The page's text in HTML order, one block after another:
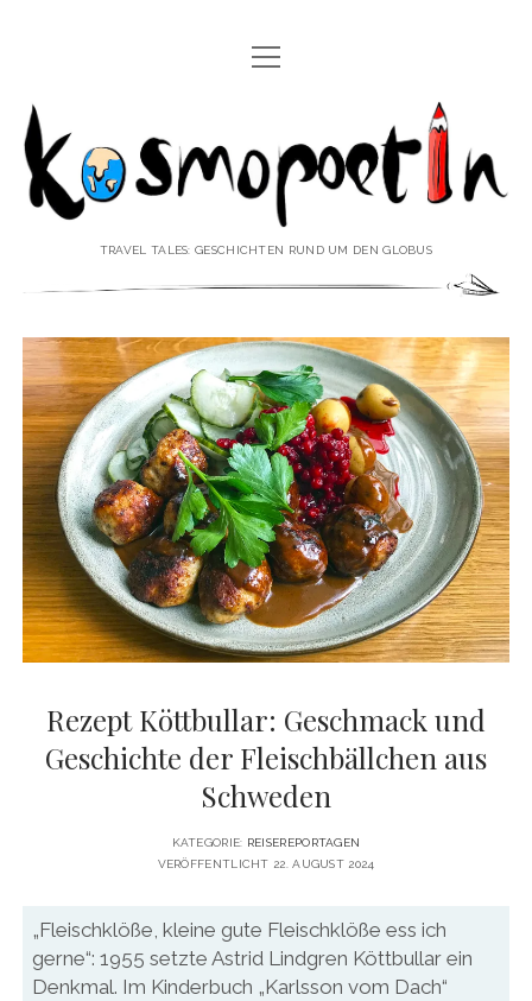
REISEREPORTAGEN
REISEPOESIE
REISEKOLUMNEN
REISEVIDEOS
REISESPECIALS
♥ ÜBER DEN REISEBLOG Menü
öffnen
IMPRESSUM
DATENSCHUTZERKLÄRUNG
♥ ÜBER DIE AUTORIN Menü
öffnen
VITA
PRESSE & MEDIEN
MEDIADATEN
twitterfacebook
pinterestyoutubeinstagram
Menü
öffnen
Kosmopoetin
TRAVEL TALES: GESCHICHTEN RUND UM DEN GLOBUS
Rezept Köttbullar: Geschmack und
Geschichte der Fleischbällchen aus
Schweden
KATEGORIE: REISEREPORTAGEN
VERÖFFENTLICHT 22. AUGUST 2024
„Fleischklöße, kleine gute Fleischklöße ess ich
gerne“: 1955 setzte Astrid Lindgren Köttbullar ein
Denkmal. Im Kinderbuch „Karlsson vom Dach“